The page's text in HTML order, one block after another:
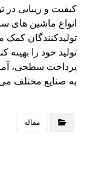
کیفیت و زیبایی
انواع ماشین های
تولیدکنندگان کمک
تولید خود را بهینه
پرداخت سطحی،
به صنایع مختلف
مقاله